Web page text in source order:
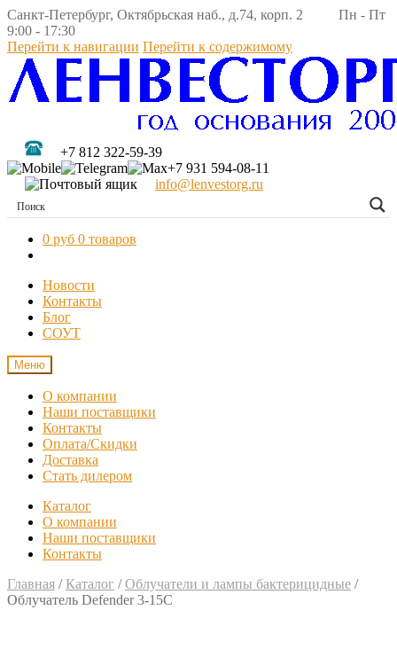
Санкт-Петербург, Октябрьская наб., д.74, корп. 2 Пн - Пт
9:00 - 17:30
Перейти к навигации Перейти к содержимому
+7 812 322-59-39
+7 931 594-08-11
info@lenvestorg.ru
0 руб 0 товаров
Новости
Контакты
Блог
СОУТ
Меню
О компании
Наши поставщики
Контакты
Оплата/Скидки
Доставка
Стать дилером
Каталог
О компании
Наши поставщики
Контакты
Главная / Каталог /Облучатели и лампы бактерицидные /
Облучатель Defender 3-15С